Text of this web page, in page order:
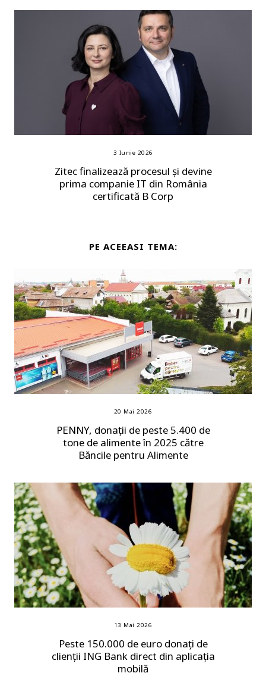
3 Iunie 2026
Zitec finalizează procesul și devine
prima companie IT din România
certificată B Corp
PE ACEEASI TEMA:
20 Mai 2026
PENNY, donații de peste 5.400 de
tone de alimente în 2025 către
Băncile pentru Alimente
13 Mai 2026
Peste 150.000 de euro donați de
clienții ING Bank direct din aplicația
mobilă